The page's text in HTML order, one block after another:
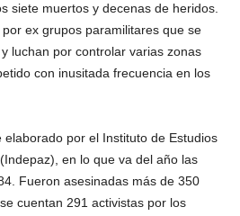
siete muertos y decenas de heridos.
ex grupos paramilitares que se
luchan por controlar varias zonas
con inusitada frecuencia en los
por el Instituto de Estudios
en lo que va del año las
Fueron asesinadas más de 350
cuentan 291 activistas por los